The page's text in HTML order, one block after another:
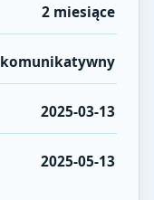
2 miesiące
komunikatywny
2025-03-13
2025-05-13